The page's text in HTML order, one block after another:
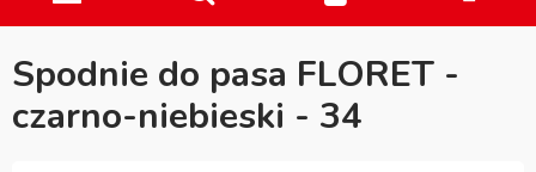
Spodnie do pasa FLORET -
czarno-niebieski - 34